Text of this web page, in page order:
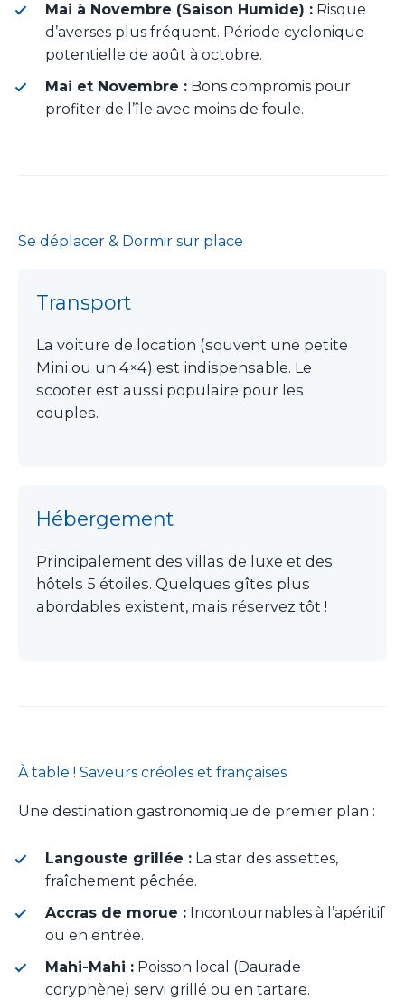
Mai à Novembre (Saison Humide) : Risque
d’averses plus fréquent. Période cyclonique
potentielle de août à octobre.
Mai et Novembre : Bons compromis pour
profiter de l’île avec moins de foule.
Se déplacer & Dormir sur place
Transport
La voiture de location (souvent une petite
Mini ou un 4×4) est indispensable. Le
scooter est aussi populaire pour les
couples.
Hébergement
Principalement des villas de luxe et des
hôtels 5 étoiles. Quelques gîtes plus
abordables existent, mais réservez tôt !
À table ! Saveurs créoles et françaises
Une destination gastronomique de premier plan :
Langouste grillée : La star des assiettes,
fraîchement pêchée.
Accras de morue : Incontournables à l’apéritif
ou en entrée.
Mahi-Mahi : Poisson local (Daurade
coryphène) servi grillé ou en tartare.